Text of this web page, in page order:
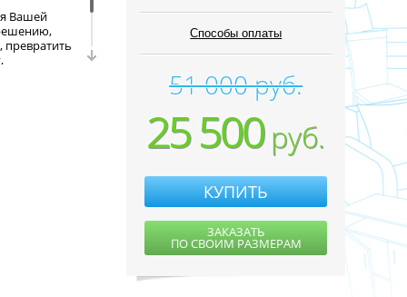
Вашей
превратить
Способы оплаты
51 000 руб.
25 500руб.
КУПИТЬ
ЗАКАЗАТЬ
ПО СВОИМ РАЗМЕРАМ